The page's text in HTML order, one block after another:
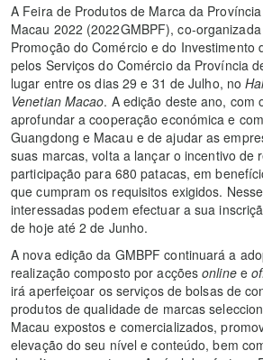
A Feira de Produtos de Marca da
Macau 2022 (2022GMBPF), co-
Promoção do Comércio e do Investimento
pelos Serviços do Comércio da Província
lugar entre os dias 29 e 31 de Julho, no
Venetian Macao. A edição deste ano, com
aprofundar a cooperação económica e
Guangdong e Macau e de ajudar as
suas marcas, volta a lançar o incentivo de
participação para 680 patacas, em
que cumpram os requisitos exigidos.
interessadas podem efectuar a sua
de hoje até 2 de Junho.
A nova edição da GMBPF continuará a
realização composto por acçõesonlinee
irá aperfeiçoar os serviços de bolsas de
produtos de qualidade de marcas
Macau expostos e comercializados,
elevação do seu nível e conteúdo, bem